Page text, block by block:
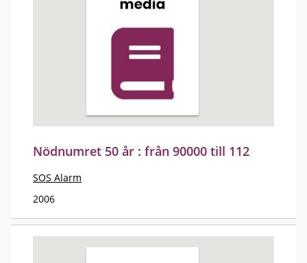
Nödnumret 50 år : från 90000 till 112
SOS Alarm
2006